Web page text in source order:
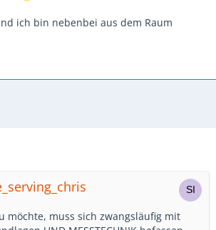
ich bin nebenbei aus dem Raum
möchte, muss sich zwangsläufig mit